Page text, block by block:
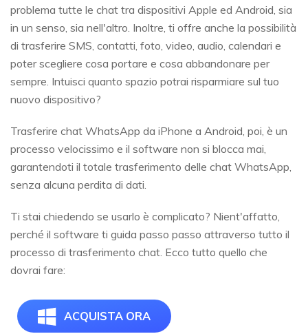
problema tutte le chat tra dispositivi Apple ed Android, sia
in un senso, sia nell'altro. Inoltre, ti offre anche la possibilità
di trasferire SMS, contatti, foto, video, audio, calendari e
poter scegliere cosa portare e cosa abbandonare per
sempre. Intuisci quanto spazio potrai risparmiare sul tuo
nuovo dispositivo?
Trasferire chat WhatsApp da iPhone a Android, poi, è un
processo velocissimo e il software non si blocca mai,
garantendoti il totale trasferimento delle chat WhatsApp,
senza alcuna perdita di dati.
Ti stai chiedendo se usarlo è complicato? Nient'affatto,
perché il software ti guida passo passo attraverso tutto il
processo di trasferimento chat. Ecco tutto quello che
dovrai fare:
ACQUISTA ORA